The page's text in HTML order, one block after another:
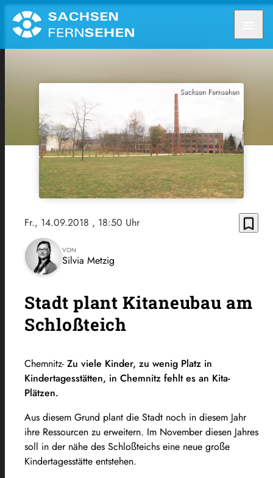
Sachsen Fernsehen
Fr., 14.09.2018 , 18:50 Uhr bookmark_border
VON
Silvia Metzig
Stadt plant Kitaneubau am
Schloßteich
Chemnitz-Zu viele Kinder, zu wenig Platz in
Kindertagesstätten, in Chemnitz fehlt es an Kita-
Plätzen.
Aus diesem Grund plant die Stadt noch in diesem Jahr
ihre Ressourcen zu erweitern. Im November diesen Jahres
soll in der nähe des Schloßteichs eine neue große
Kindertagesstätte entstehen.